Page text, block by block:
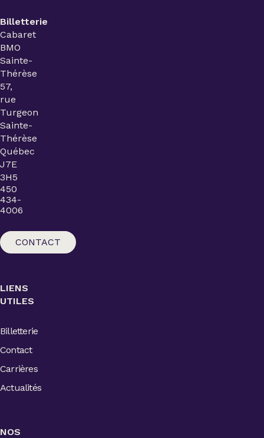
Billetterie
Cabaret
BMO
Sainte-
Thérèse
57,
rue
Turgeon
Sainte-
Thérèse
Québec
J7E
3H5
450
434-
4006
CONTACT
LIENS
UTILES
Billetterie
Contact
Carrières
Actualités
NOS